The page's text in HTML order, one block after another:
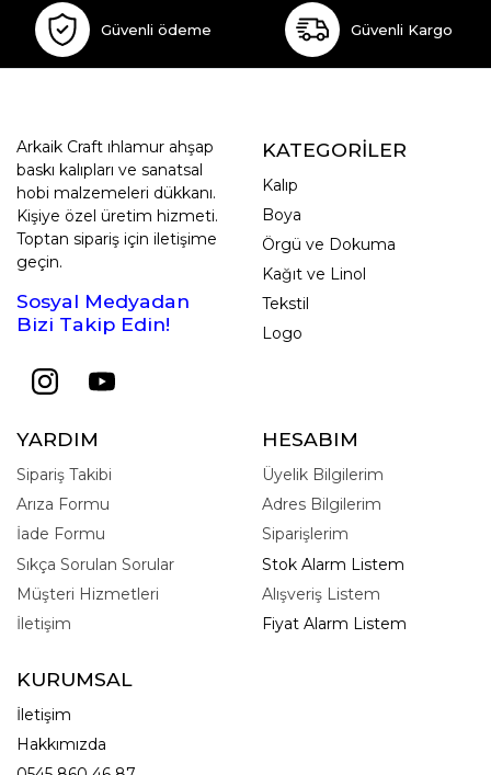
Güvenli ödeme Güvenli Kargo
Arkaik Craft ıhlamur ahşap
baskı kalıpları ve sanatsal
hobi malzemeleri dükkanı.
Kişiye özel üretim hizmeti.
Toptan sipariş için iletişime
geçin.
Sosyal Medyadan
Bizi Takip Edin!
KATEGORİLER
Kalıp
Boya
Örgü ve Dokuma
Kağıt ve Linol
Tekstil
Logo
YARDIM
Sipariş Takibi
Arıza Formu
İade Formu
Sıkça Sorulan Sorular
Müşteri Hizmetleri
İletişim
HESABIM
Üyelik Bilgilerim
Adres Bilgilerim
Siparişlerim
Stok Alarm Listem
Alışveriş Listem
Fiyat Alarm Listem
KURUMSAL
İletişim
Hakkımızda